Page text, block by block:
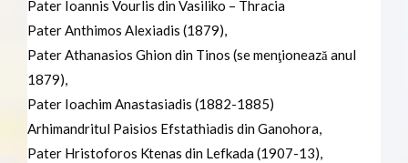
Pater Ioannis Vourlis din Vasiliko – Thracia
Pater Anthimos Alexiadis (1879),
Pater Athanasios Ghion din Tinos (se menţionează anul
1879),
Pater Ioachim Anastasiadis (1882-1885)
Arhimandritul Paisios Efstathiadis din Ganohora,
Pater Hristoforos Ktenas din Lefkada (1907-13),